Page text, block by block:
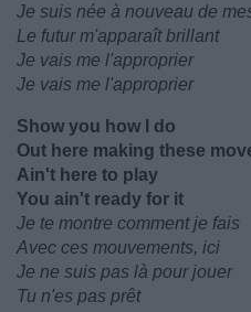
Je suis née à nouveau de
Le futur m'apparaît brillant
Je vais me l'approprier
Je vais me l'approprier
Show you how I do
Out here making these
Ain't here to play
You ain't ready for it
Je te montre comment je fais
Avec ces mouvements, ici
Je ne suis pas là pour jouer
Tu n'es pas prêt